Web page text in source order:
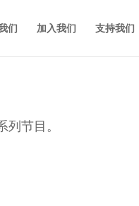
们 加入我们 支持我们
节目。